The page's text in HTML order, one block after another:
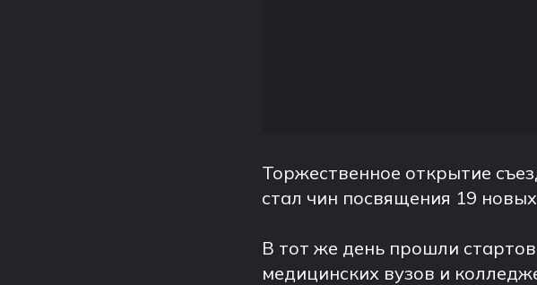
Торжественное открытие
стал чин посвящения 19
В тот же день прошли
медицинских вузов и